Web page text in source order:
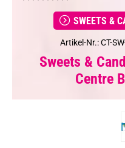
SWEETS &
Artikel-Nr.: CT-
Sweets &
Centre